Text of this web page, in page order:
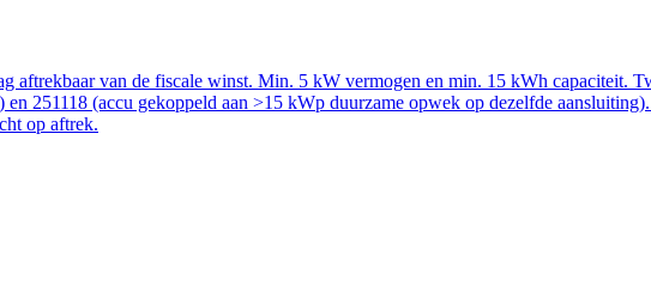
aftrekbaar van de fiscale winst. Min. 5 kW vermogen en min. 15 kWh capaciteit.
251118 (accu gekoppeld aan >15 kWp duurzame opwek op dezelfde
op aftrek.